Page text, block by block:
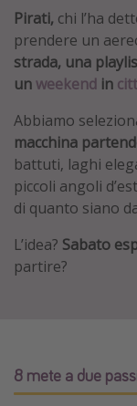
Tunisia
Malta
Canarie
Tipo di vacanza
Vacanze last
Vacanze all
Vacanze estate
Vacanze di Pasqua
Viaggi per single
Pirati, chi l’ha
prendere un
strada, una
un weekend in
Abbiamo
macchina
battuti, laghi
piccoli angoli
di quanto siano
L’idea? Sabato
partire?
8 mete a due